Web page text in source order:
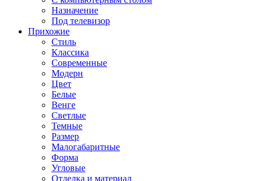
Назначение
Под телевизор
Прихожие
Стиль
Классика
Современные
Модерн
Цвет
Белые
Венге
Светлые
Темные
Размер
Малогабаритные
Форма
Угловые
Отделка и материал